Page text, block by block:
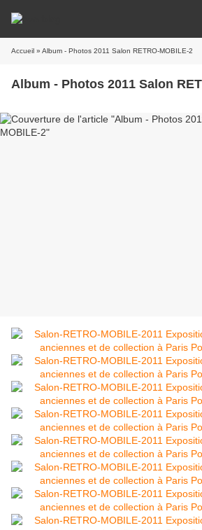
Accueil » Album - Photos 2011 Salon RETRO-MOBILE-2
Album - Photos 2011 Salon